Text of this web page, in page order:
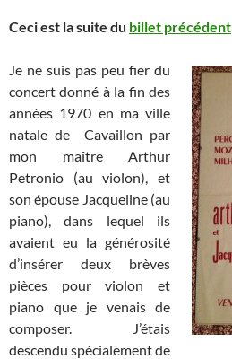
Ceci est la suite du billet précédent
Je ne suis pas peu fier du
concert donné à la fin des
années 1970 en ma ville
natale de Cavaillon par
mon maître Arthur
Petronio (au violon), et
son épouse Jacqueline (au
piano), dans lequel ils
avaient eu la générosité
d’insérer deux brèves
pièces pour violon et
piano que je venais de
composer. J’étais
descendu spécialement de